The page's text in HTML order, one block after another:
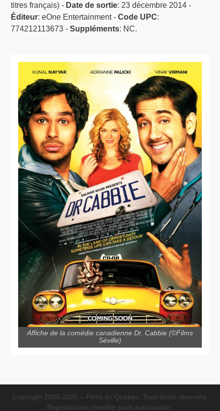
titres français) - Date de sortie: 23 décembre 2014 -
Éditeur: eOne Entertainment -Code UPC:
774212113673 -Suppléments: NC.
Affiche de la comédie canadienne Dr. Cabbie (©Films
Séville)
Copyright 2008-2025 – Films du Québec. Tous droits réservés.
Reproduction interdite sans autorisation.